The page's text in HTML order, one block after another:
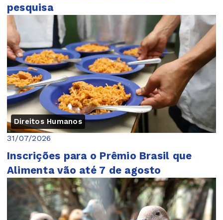
pesquisa
Direitos Humanos
31/07/2026
Inscrições para o Prêmio Brasil que
Alimenta vão até 7 de agosto